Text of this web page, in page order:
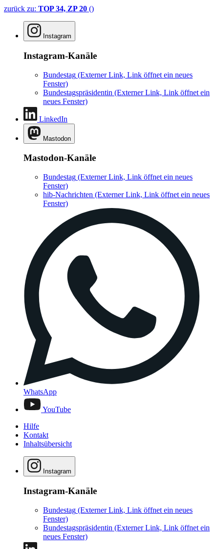
zurück zu: TOP 34, ZP 20 ()
Instagram
Instagram-Kanäle
Bundestag (Externer Link, Link öffnet ein neues
Fenster)
Bundestagspräsidentin (Externer Link, Link öffnet ein
neues Fenster)
LinkedIn
Mastodon
Mastodon-Kanäle
Bundestag (Externer Link, Link öffnet ein neues
Fenster)
hib-Nachrichten (Externer Link, Link öffnet ein neues
Fenster)
WhatsApp
YouTube
Hilfe
Kontakt
Inhaltsübersicht
Instagram
Instagram-Kanäle
Bundestag (Externer Link, Link öffnet ein neues
Fenster)
Bundestagspräsidentin (Externer Link, Link öffnet ein
neues Fenster)